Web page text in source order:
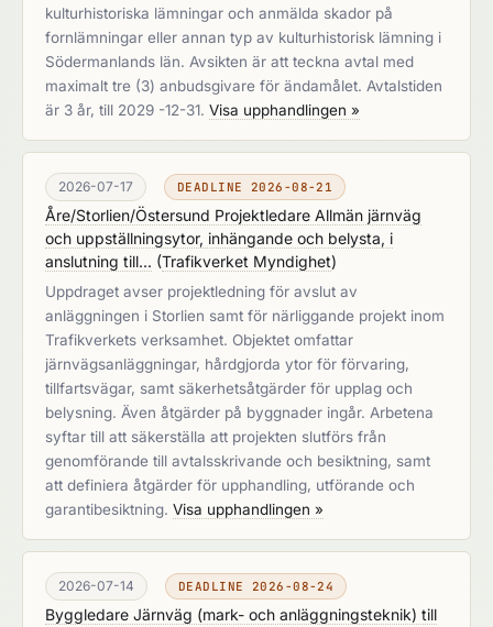
kulturhistoriska lämningar och anmälda skador på
fornlämningar eller annan typ av kulturhistorisk lämning i
Södermanlands län. Avsikten är att teckna avtal med
maximalt tre (3) anbudsgivare för ändamålet. Avtalstiden
är 3 år, till 2029 -12-31. Visa upphandlingen »
2026-07-17 DEADLINE 2026-08-21
Åre/Storlien/Östersund Projektledare Allmän järnväg
och uppställningsytor, inhängande och belysta, i
anslutning till... (Trafikverket Myndighet)
Uppdraget avser projektledning för avslut av
anläggningen i Storlien samt för närliggande projekt inom
Trafikverkets verksamhet. Objektet omfattar
järnvägsanläggningar, hårdgjorda ytor för förvaring,
tillfartsvägar, samt säkerhetsåtgärder för upplag och
belysning. Även åtgärder på byggnader ingår. Arbetena
syftar till att säkerställa att projekten slutförs från
genomförande till avtalsskrivande och besiktning, samt
att definiera åtgärder för upphandling, utförande och
garantibesiktning. Visa upphandlingen »
2026-07-14 DEADLINE 2026-08-24
Byggledare Järnväg (mark- och anläggningsteknik) till